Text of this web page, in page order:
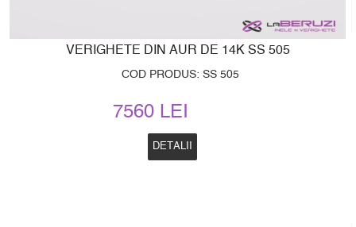
VERIGHETE DIN AUR DE 14K SS 505
COD PRODUS: SS 505
7560 LEI
DETALII